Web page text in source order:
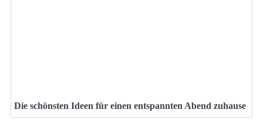
Die schönsten Ideen für einen entspannten Abend zuhause